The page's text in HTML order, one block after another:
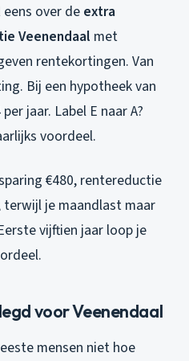
over deextra
Veenendaal met
rentekortingen. Van
Bij een hypotheek van
jaar. Label E naar A?
voordeel.
€480, rentereductie
terwijl je maandlast maar
vijftien jaar loop je
voor Veenendaal
mensen niet hoe